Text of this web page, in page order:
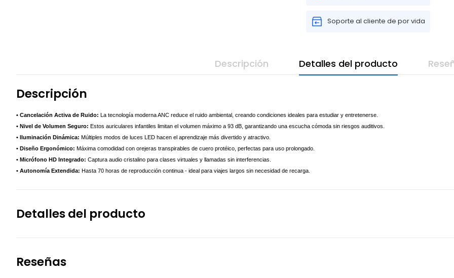
Soporte al cliente de por vida
Descripción Detalles del producto
Descripción
• Cancelación Activa de Ruido: La tecnología moderna ANC reduce el ruido ambiental, creando condiciones ideales para estudiar y entretenerse.
• Nivel de Volumen Seguro: Estos auriculares infantiles limitan el volumen máximo a 93 dB, garantizando una escucha cómoda sin riesgos auditivos.
• Iluminación Dinámica: Múltiples modos de luces LED hacen el aprendizaje más divertido y atractivo.
• Diseño Ergonómico: Máxima comodidad con orejeras transpirables de cuero protéico, perfectas para uso prolongado.
• Micrófono HD Integrado: Captura audio cristalino para clases virtuales y llamadas sin interferencias.
• Autonomía Extendida: Hasta 70 horas de reproducción continua - ideal para viajes largos sin necesidad de recarga.
Detalles del producto
Reseñas